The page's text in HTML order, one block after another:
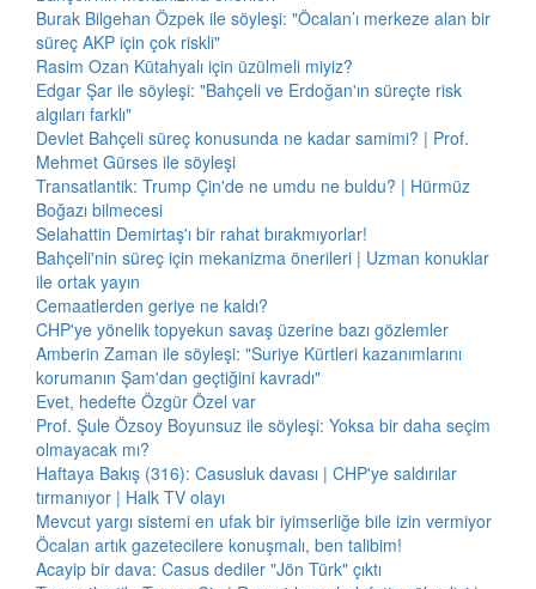
Burak Bilgehan Özpek ile söyleşi: "Öcalan’ı merkeze alan bir
süreç AKP için çok riskli"
Rasim Ozan Kütahyalı için üzülmeli miyiz?
Edgar Şar ile söyleşi: "Bahçeli ve Erdoğan'ın süreçte risk
algıları farklı"
Devlet Bahçeli süreç konusunda ne kadar samimi? | Prof.
Mehmet Gürses ile söyleşi
Transatlantik: Trump Çin'de ne umdu ne buldu? | Hürmüz
Boğazı bilmecesi
Selahattin Demirtaş'ı bir rahat bırakmıyorlar!
Bahçeli'nin süreç için mekanizma önerileri | Uzman konuklar
ile ortak yayın
Cemaatlerden geriye ne kaldı?
CHP'ye yönelik topyekun savaş üzerine bazı gözlemler
Amberin Zaman ile söyleşi: "Suriye Kürtleri kazanımlarını
korumanın Şam'dan geçtiğini kavradı"
Evet, hedefte Özgür Özel var
Prof. Şule Özsoy Boyunsuz ile söyleşi: Yoksa bir daha seçim
olmayacak mı?
Haftaya Bakış (316): Casusluk davası | CHP'ye saldırılar
tırmanıyor | Halk TV olayı
Mevcut yargı sistemi en ufak bir iyimserliğe bile izin vermiyor
Öcalan artık gazetecilere konuşmalı, ben talibim!
Acayip bir dava: Casus dediler "Jön Türk" çıktı